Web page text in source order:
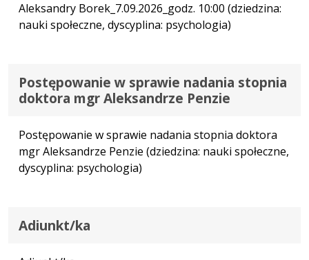
Aleksandry Borek_7.09.2026_godz. 10:00 (dziedzina:
nauki społeczne, dyscyplina: psychologia)
Postępowanie w sprawie nadania stopnia
doktora mgr Aleksandrze Penzie
Postępowanie w sprawie nadania stopnia doktora
mgr Aleksandrze Penzie (dziedzina: nauki społeczne,
dyscyplina: psychologia)
Adiunkt/ka